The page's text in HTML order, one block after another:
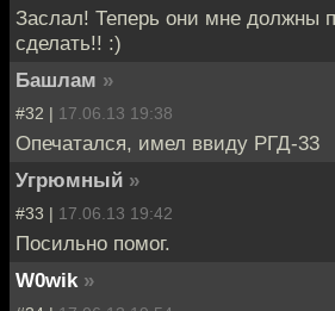
Заслал! Теперь они мне должны
сделать!! :)
Башлам »
#32 | 17.06.13 19:38
Опечатался, имел ввиду РГД-33
Угрюмный »
#33 | 17.06.13 19:42
Посильно помог.
W0wik »